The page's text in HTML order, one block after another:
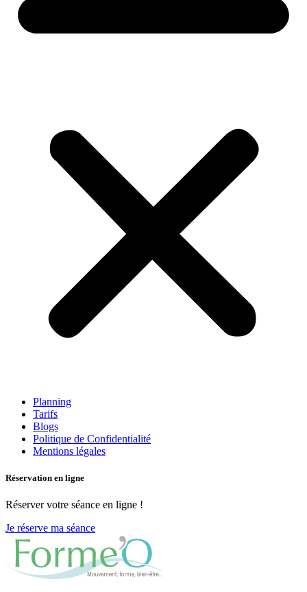
Planning
Tarifs
Blogs
Politique de Confidentialité
Mentions légales
Réservation en ligne
Réserver votre séance en ligne !
Je réserve ma séance